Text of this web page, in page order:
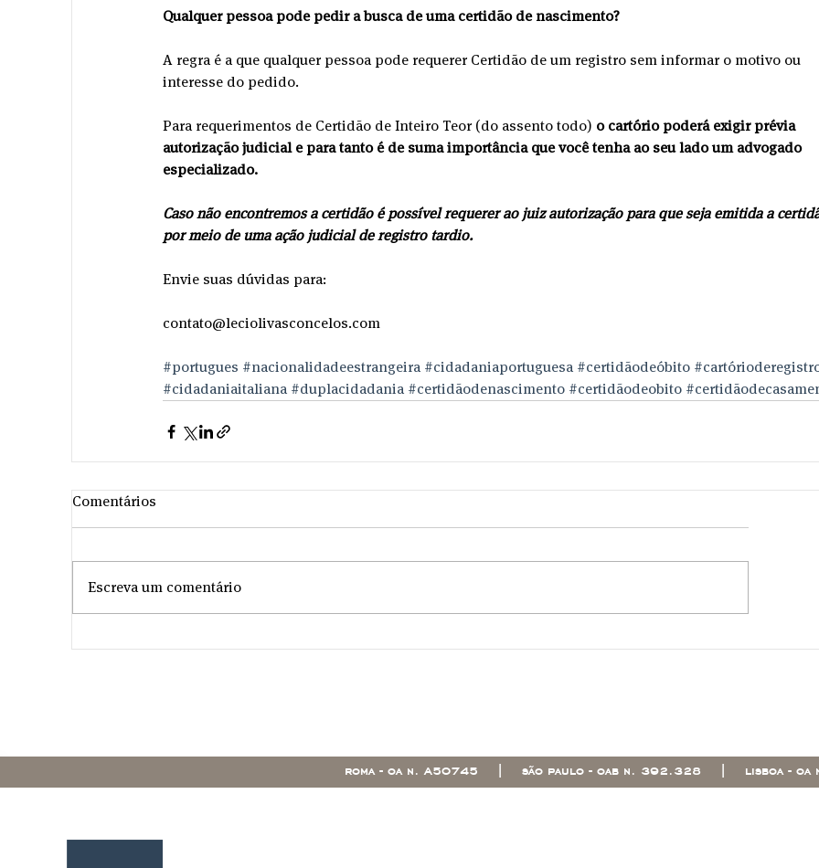
Qualquer pessoa pode pedir a busca de uma certidão de nascimento?
A regra é a que qualquer pessoa pode requerer Certidão de um registro sem informar o motivo ou
interesse do pedido.
Para requerimentos de Certidão de Inteiro Teor (do assento todo) o cartório poderá exigir prévia
autorização judicial e para tanto é de suma importância que você tenha ao seu lado um advogado
especializado.
Caso não encontremos a certidão é possível requerer ao juiz autorização para que seja emitida a
por meio de uma ação judicial de registro tardio.
Envie suas dúvidas para:
contato@leciolivasconcelos.com
#portugues #nacionalidadeestrangeira #cidadaniaportuguesa #certidãodeóbito
#cidadaniaitaliana #duplacidadania #certidãodenascimento #certidãodeobito
Comentários
Escreva um comentário
roma - oa n. A50745 | são paulo - oab n. 392.328 | lisboa - oa